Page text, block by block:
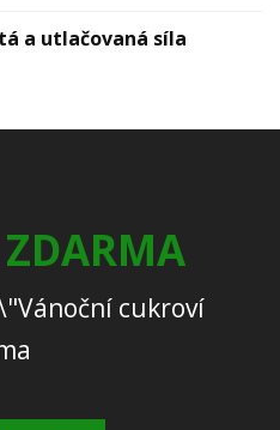
a utlačovaná síla
cukroví